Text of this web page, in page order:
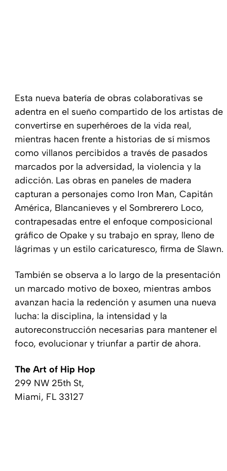
Esta nueva batería de obras colaborativas se
adentra en el sueño compartido de los artistas de
convertirse en superhéroes de la vida real,
mientras hacen frente a historias de sí mismos
como villanos percibidos a través de pasados
marcados por la adversidad, la violencia y la
adicción. Las obras en paneles de madera
capturan a personajes como Iron Man, Capitán
América, Blancanieves y el Sombrerero Loco,
contrapesadas entre el enfoque composicional
gráfico de Opake y su trabajo en spray, lleno de
lágrimas y un estilo caricaturesco, firma de Slawn.
También se observa a lo largo de la presentación
un marcado motivo de boxeo, mientras ambos
avanzan hacia la redención y asumen una nueva
lucha: la disciplina, la intensidad y la
autoreconstrucción necesarias para mantener el
foco, evolucionar y triunfar a partir de ahora.
The Art of Hip Hop
299 NW 25th St,
Miami, FL 33127